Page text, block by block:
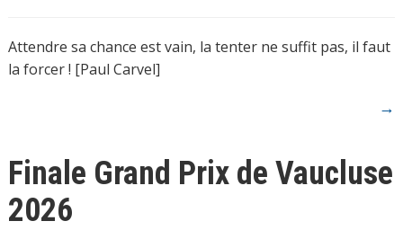
Attendre sa chance est vain, la tenter ne suffit pas, il faut
la forcer ! [Paul Carvel]
→
Finale Grand Prix de Vaucluse
2026